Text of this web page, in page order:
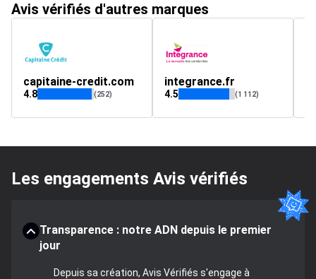
Avis vérifiés d'autres marques
capitaine-credit.com
4.8 (252)
integrance.fr
4.5 (1 112)
Les engagements Avis vérifiés
Transparence : notre ADN depuis le premier
jour
Depuis sa création, Avis Vérifiés s'engage à